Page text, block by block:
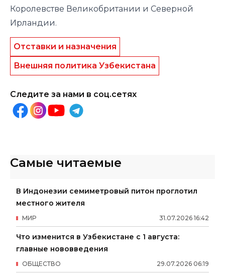
Королевстве Великобритании и Северной
Ирландии.
Отставки и назначения
Внешняя политика Узбекистана
Следите за нами в соц.сетях
Самые читаемые
В Индонезии семиметровый питон проглотил
местного жителя
31.07.2026 16:42
МИР
Что изменится в Узбекистане с 1 августа:
главные нововведения
29.07.2026 06:19
ОБЩЕСТВО